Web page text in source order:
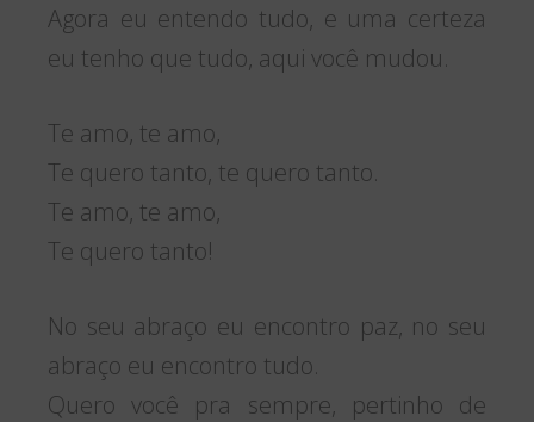
Agora eu entendo tudo, e uma certeza
eu tenho que tudo, aqui você mudou.
Te amo, te amo,
Te quero tanto, te quero tanto.
Te amo, te amo,
Te quero tanto!
No seu abraço eu encontro paz, no seu
abraço eu encontro tudo.
Quero você pra sempre, pertinho de